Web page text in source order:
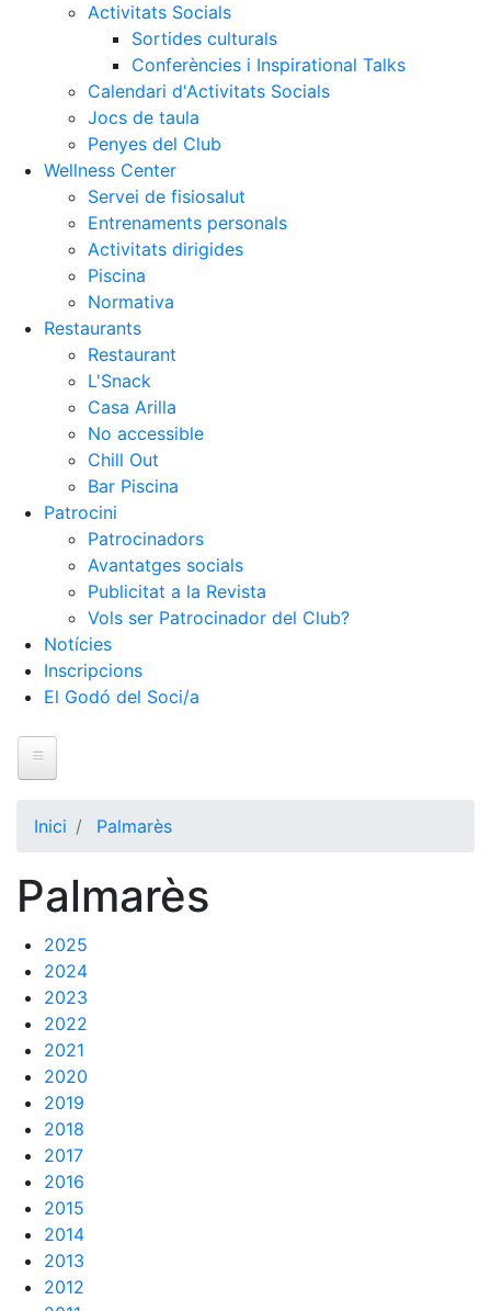
Activitats Socials
Sortides culturals
Conferències i Inspirational Talks
Calendari d'Activitats Socials
Jocs de taula
Penyes del Club
Wellness Center
Servei de fisiosalut
Entrenaments personals
Activitats dirigides
Piscina
Normativa
Restaurants
Restaurant
L'Snack
Casa Arilla
No accessible
Chill Out
Bar Piscina
Patrocini
Patrocinadors
Avantatges socials
Publicitat a la Revista
Vols ser Patrocinador del Club?
Notícies
Inscripcions
El Godó del Soci/a
Història
història
Cronologia
Presidents
Organització
Junta
directiva
Comissions
i comités
Estructura
executiva
Fundació
Inici Palmarès
Palmarès
2025
2024
2023
2022
2021
2020
2019
2018
2017
2016
2015
2014
2013
2012